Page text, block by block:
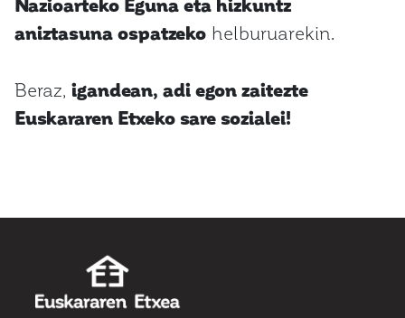
aniztasuna ospatzeko helburuarekin.
Beraz, igandean, adi egon zaitezte
Euskararen Etxeko sare sozialei!